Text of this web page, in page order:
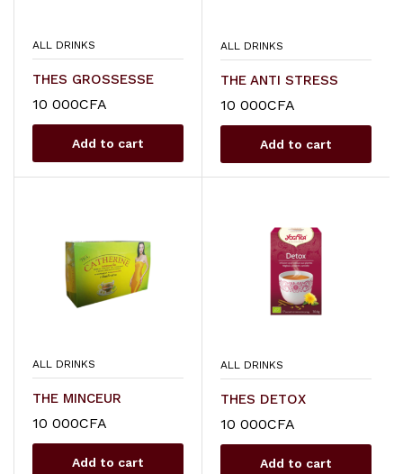
ALL DRINKS
THES GROSSESSE
10 000CFA
Add to cart
ALL DRINKS
THE ANTI STRESS
10 000CFA
Add to cart
ALL DRINKS
THE MINCEUR
10 000CFA
Add to cart
ALL DRINKS
THES DETOX
10 000CFA
Add to cart